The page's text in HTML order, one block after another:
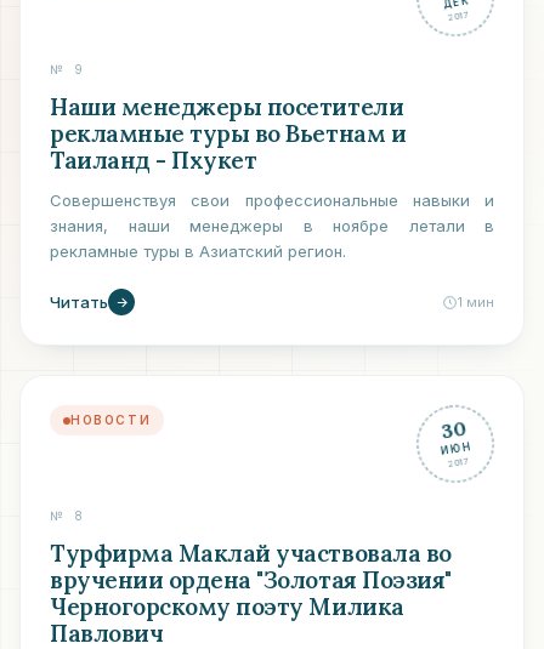
2017
№ 9
Наши менеджеры посетители
рекламные туры во Вьетнам и
Таиланд - Пхукет
Совершенствуя свои профессиональные навыки и
знания, наши менеджеры в ноябре летали в
рекламные туры в Азиатский регион.
Читать 1 мин
НОВОСТИ 30
ИЮН
2017
№ 8
Турфирма Маклай участвовала во
вручении ордена "Золотая Поэзия"
Черногорскому поэту Милика
Павлович